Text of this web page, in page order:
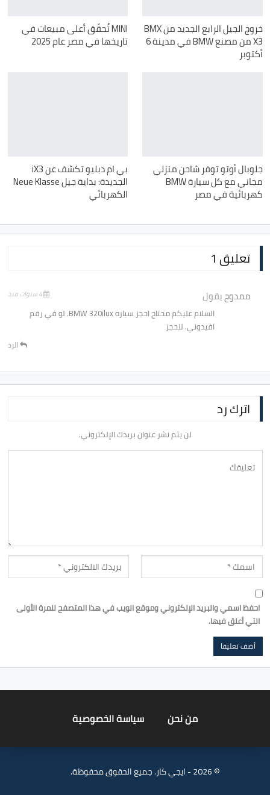
خروج الجيل الرابع الجديد من BMX
X3 من مصنع BMW في مدينة 6
أكتوبر
MINI تُحقّق أعلى مبيعات في
تاريخها في مصر عام 2025
جلوبال أوتو توفر شاحن منزلي
مجاني مع كل سيارة BMW
كهربائية في مصر
بي ام دبليو تكشف عن iX3
الجديدة: بداية جيل Neue Klasse
الكهربائي
تعليق 1
ممدوحيقول 4 سنوات منذ
السلام عليكم محتاج احجز سياره BMW 320ilux. لو في رقم
افيدوني. للحجز
الرد
اترك رد
لن يتم نشر عنوان بريدك الإلكتروني.
احفظ اسمي والبريد الإلكتروني وموقع الويب في هذا المتصفح للمرة الأولى
التي أعلق فيها.
من نحن سياسة الخصوصية
© 2026 - ايجي كار. جميع الحقوق محفوظة.